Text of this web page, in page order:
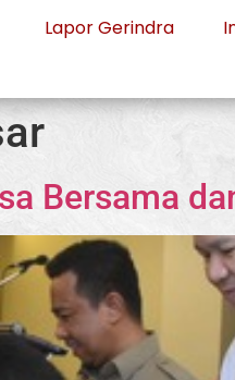
Lapor Gerindra
Bersama